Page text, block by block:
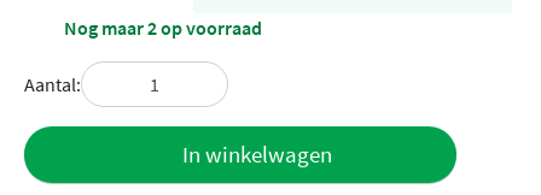
Nog maar 2 op voorraad
Aantal:
In winkelwagen